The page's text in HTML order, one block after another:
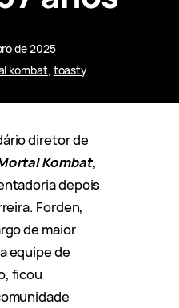
de 2025
kombat, toasty
diretor de
Kombat,
depois
Forden,
de maior
equipe de
ficou